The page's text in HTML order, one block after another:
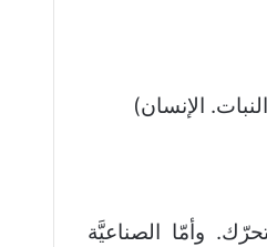
الإنسان)
وأمّا الصناعيَّة